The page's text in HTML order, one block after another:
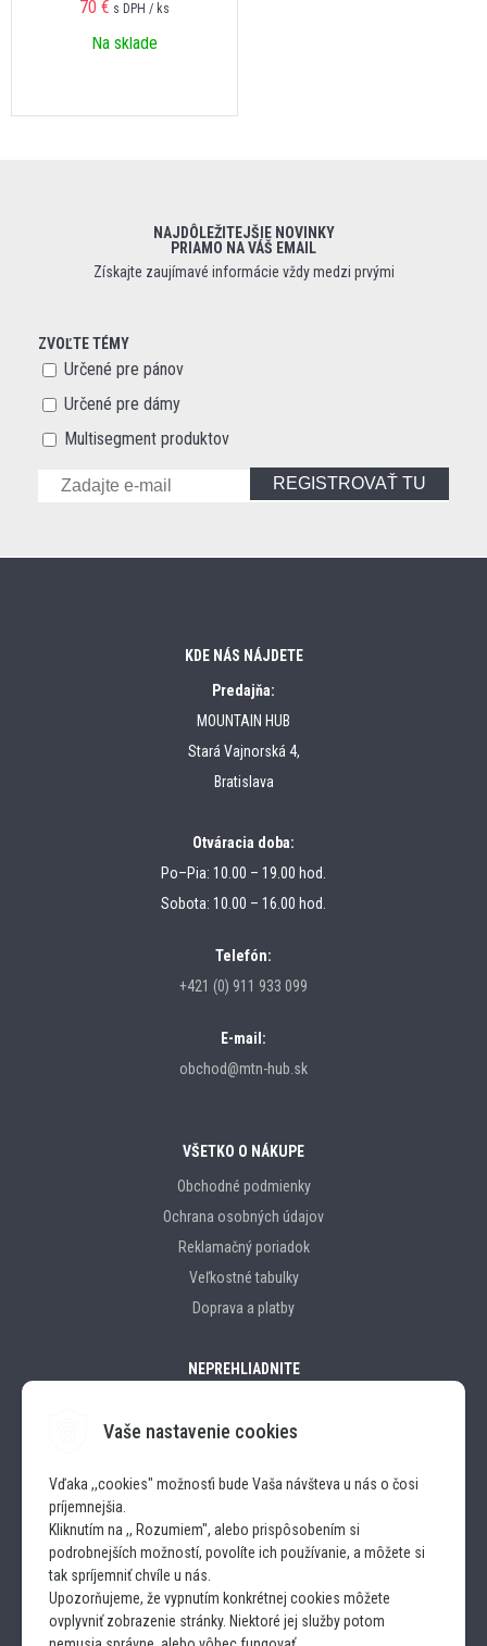
Vaše nastavenie cookies
Vďaka ,,cookies" možnosťi bude Vaša návšteva u nás o čosi
príjemnejšia.
Kliknutím na ,, Rozumiem", alebo prispôsobením si
podrobnejších možností, povolíte ich používanie, a môžete si
tak spríjemniť chvíle u nás.
Upozorňujeme, že vypnutím konkrétnej cookies môžete
ovplyvniť zobrazenie stránky. Niektoré jej služby potom
70 € s DPH / ks
Na sklade
NAJDÔLEŽITEJŠIE NOVINKY
PRIAMO NA VÁŠ EMAIL
Získajte zaujímavé informácie vždy medzi prvými
ZVOĽTE TÉMY
Určené pre pánov
Určené pre dámy
Multisegment produktov
REGISTROVAŤ TU
KDE NÁS NÁJDETE
Predajňa:
MOUNTAIN HUB
Stará Vajnorská 4,
Bratislava
Otváracia doba:
Po–Pia: 10.00 – 19.00 hod.
Sobota: 10.00 – 16.00 hod.
Telefón:
+421 (0) 911 933 099
E-mail:
obchod@mtn-hub.sk
VŠETKO O NÁKUPE
Obchodné podmienky
Ochrana osobných údajov
Reklamačný poriadok
Veľkostné tabulky
Doprava a platby
NEPREHLIADNITE
INSTAGRAM
FACEBOOK